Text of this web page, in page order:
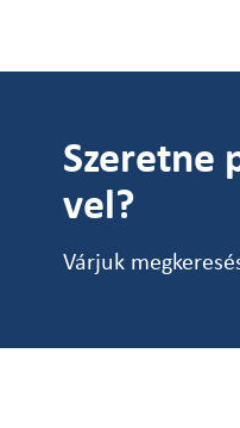
Szeretne
vel?
Várjuk